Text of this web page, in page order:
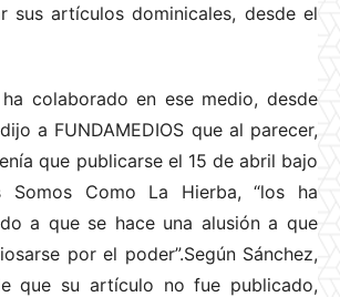
sus artículos dominicales, desde el
ha colaborado en ese medio, desde
a FUNDAMEDIOS que al parecer,
que publicarse el 15 de abril bajo
Como La Hierba, “los ha
a que se hace una alusión a que
por el poder”.Según Sánchez,
que su artículo no fue publicado,